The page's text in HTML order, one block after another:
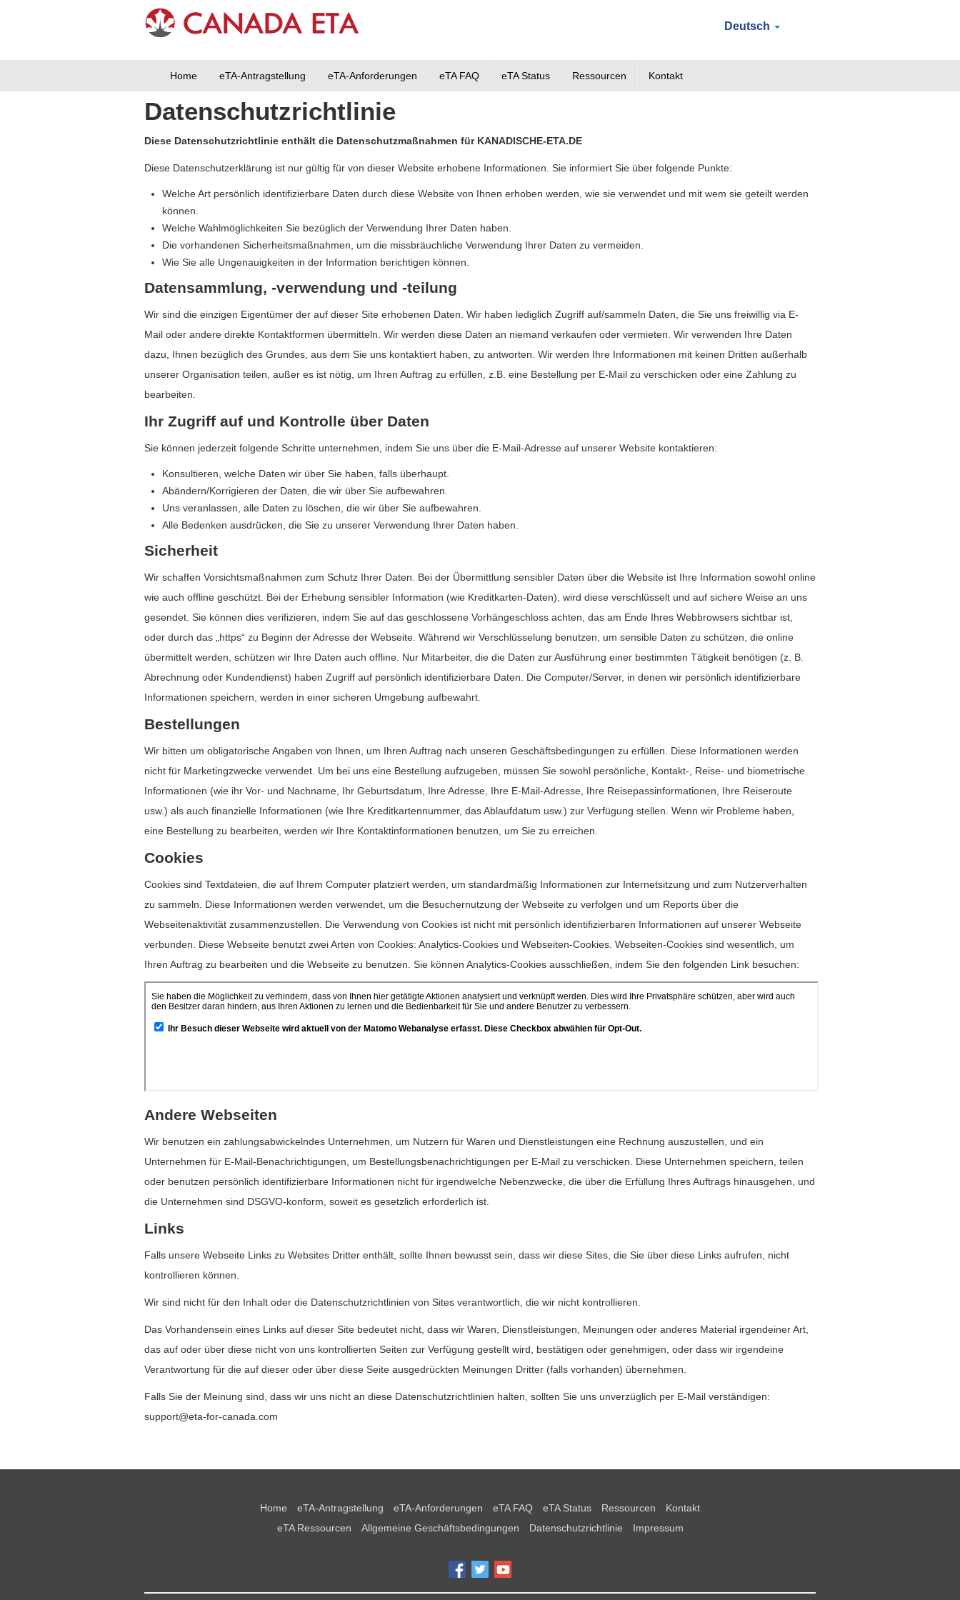
Deutsch
Home eTA-Antragstellung eTA-Anforderungen eTA FAQ eTA Status Ressourcen Kontakt
Datenschutzrichtlinie
Diese Datenschutzrichtlinie enthält die Datenschutzmaßnahmen für KANADISCHE-ETA.DE
Diese Datenschutzerklärung ist nur gültig für von dieser Website erhobene Informationen. Sie informiert Sie über folgende Punkte:
Welche Art persönlich identifizierbare Daten durch diese Website von Ihnen erhoben werden, wie sie verwendet und mit wem sie geteilt werden
können.
Welche Wahlmöglichkeiten Sie bezüglich der Verwendung Ihrer Daten haben.
Die vorhandenen Sicherheitsmaßnahmen, um die missbräuchliche Verwendung Ihrer Daten zu vermeiden.
Wie Sie alle Ungenauigkeiten in der Information berichtigen können.
Datensammlung, -verwendung und -teilung
Wir sind die einzigen Eigentümer der auf dieser Site erhobenen Daten. Wir haben lediglich Zugriff auf/sammeln Daten, die Sie uns freiwillig via E-
Mail oder andere direkte Kontaktformen übermitteln. Wir werden diese Daten an niemand verkaufen oder vermieten. Wir verwenden Ihre Daten
dazu, Ihnen bezüglich des Grundes, aus dem Sie uns kontaktiert haben, zu antworten. Wir werden Ihre Informationen mit keinen Dritten außerhalb
unserer Organisation teilen, außer es ist nötig, um Ihren Auftrag zu erfüllen, z.B. eine Bestellung per E-Mail zu verschicken oder eine Zahlung zu
bearbeiten.
Ihr Zugriff auf und Kontrolle über Daten
Sie können jederzeit folgende Schritte unternehmen, indem Sie uns über die E-Mail-Adresse auf unserer Website kontaktieren:
Konsultieren, welche Daten wir über Sie haben, falls überhaupt.
Abändern/Korrigieren der Daten, die wir über Sie aufbewahren.
Uns veranlassen, alle Daten zu löschen, die wir über Sie aufbewahren.
Alle Bedenken ausdrücken, die Sie zu unserer Verwendung Ihrer Daten haben.
Sicherheit
Wir schaffen Vorsichtsmaßnahmen zum Schutz Ihrer Daten. Bei der Übermittlung sensibler Daten über die Website ist Ihre Information sowohl online
wie auch offline geschützt. Bei der Erhebung sensibler Information (wie Kreditkarten-Daten), wird diese verschlüsselt und auf sichere Weise an uns
gesendet. Sie können dies verifizieren, indem Sie auf das geschlossene Vorhängeschloss achten, das am Ende Ihres Webbrowsers sichtbar ist,
oder durch das „https“ zu Beginn der Adresse der Webseite. Während wir Verschlüsselung benutzen, um sensible Daten zu schützen, die online
übermittelt werden, schützen wir Ihre Daten auch offline. Nur Mitarbeiter, die die Daten zur Ausführung einer bestimmten Tätigkeit benötigen (z. B.
Abrechnung oder Kundendienst) haben Zugriff auf persönlich identifizierbare Daten. Die Computer/Server, in denen wir persönlich identifizierbare
Informationen speichern, werden in einer sicheren Umgebung aufbewahrt.
Bestellungen
Wir bitten um obligatorische Angaben von Ihnen, um Ihren Auftrag nach unseren Geschäftsbedingungen zu erfüllen. Diese Informationen werden
nicht für Marketingzwecke verwendet. Um bei uns eine Bestellung aufzugeben, müssen Sie sowohl persönliche, Kontakt-, Reise- und biometrische
Informationen (wie ihr Vor- und Nachname, Ihr Geburtsdatum, Ihre Adresse, Ihre E-Mail-Adresse, Ihre Reisepassinformationen, Ihre Reiseroute
usw.) als auch finanzielle Informationen (wie Ihre Kreditkartennummer, das Ablaufdatum usw.) zur Verfügung stellen. Wenn wir Probleme haben,
eine Bestellung zu bearbeiten, werden wir Ihre Kontaktinformationen benutzen, um Sie zu erreichen.
Cookies
Cookies sind Textdateien, die auf Ihrem Computer platziert werden, um standardmäßig Informationen zur Internetsitzung und zum Nutzerverhalten
zu sammeln. Diese Informationen werden verwendet, um die Besuchernutzung der Webseite zu verfolgen und um Reports über die
Webseitenaktivität zusammenzustellen. Die Verwendung von Cookies ist nicht mit persönlich identifizierbaren Informationen auf unserer Webseite
verbunden. Diese Webseite benutzt zwei Arten von Cookies: Analytics-Cookies und Webseiten-Cookies. Webseiten-Cookies sind wesentlich, um
Ihren Auftrag zu bearbeiten und die Webseite zu benutzen. Sie können Analytics-Cookies ausschließen, indem Sie den folgenden Link besuchen:
Andere Webseiten
Wir benutzen ein zahlungsabwickelndes Unternehmen, um Nutzern für Waren und Dienstleistungen eine Rechnung auszustellen, und ein
Unternehmen für E-Mail-Benachrichtigungen, um Bestellungsbenachrichtigungen per E-Mail zu verschicken. Diese Unternehmen speichern, teilen
oder benutzen persönlich identifizierbare Informationen nicht für irgendwelche Nebenzwecke, die über die Erfüllung Ihres Auftrags hinausgehen, und
die Unternehmen sind DSGVO-konform, soweit es gesetzlich erforderlich ist.
Links
Falls unsere Webseite Links zu Websites Dritter enthält, sollte Ihnen bewusst sein, dass wir diese Sites, die Sie über diese Links aufrufen, nicht
kontrollieren können.
Wir sind nicht für den Inhalt oder die Datenschutzrichtlinien von Sites verantwortlich, die wir nicht kontrollieren.
Das Vorhandensein eines Links auf dieser Site bedeutet nicht, dass wir Waren, Dienstleistungen, Meinungen oder anderes Material irgendeiner Art,
das auf oder über diese nicht von uns kontrollierten Seiten zur Verfügung gestellt wird, bestätigen oder genehmigen, oder dass wir irgendeine
Verantwortung für die auf dieser oder über diese Seite ausgedrückten Meinungen Dritter (falls vorhanden) übernehmen.
Falls Sie der Meinung sind, dass wir uns nicht an diese Datenschutzrichtlinien halten, sollten Sie uns unverzüglich per E-Mail verständigen:
support@eta-for-canada.com
Home eTA-Antragstellung eTA-Anforderungen eTA FAQ eTA Status Ressourcen
Kontakt
eTA Ressourcen
Allgemeine Geschäftsbedingungen Datenschutzrichtlinie Impressum